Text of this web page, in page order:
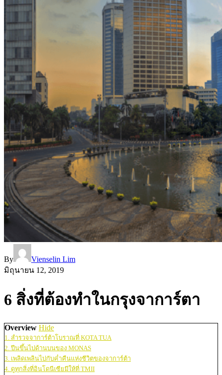
By
Vienselin Lim
มิถุนายน 12, 2019
6 สิ่งที่ต้องทำในกรุงจาการ์ตา
Overview Hide
1. สำรวจจาการ์ต้าโบราณที่ KOTA TUA
2. ปีนขึ้นไปด้านบนของ MONAS
3. เพลิดเพลินไปกับค่ำคืนแห่งชีวิตของจาการ์ต้า
4. ดูทุกสิ่งที่อินโดนีเซียมีให้ที่ TMII